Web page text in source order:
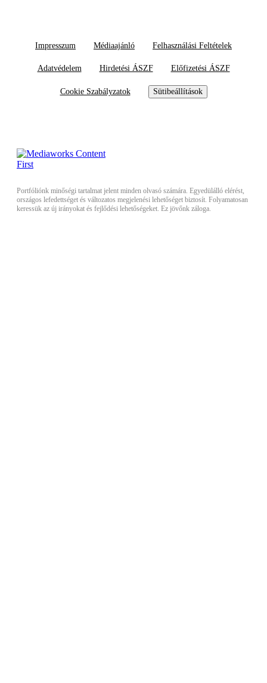
Impresszum Médiaajánló Felhasználási Feltételek
Adatvédelem Hirdetési ÁSZF Előfizetési ÁSZF
Cookie Szabályzatok Sütibeállítások
Portfóliónk minőségi tartalmat jelent minden olvasó számára. Egyedülálló elérést,
országos lefedettséget és változatos megjelenési lehetőséget biztosít. Folyamatosan
keressük az új irányokat és fejlődési lehetőségeket. Ez jövőnk záloga.